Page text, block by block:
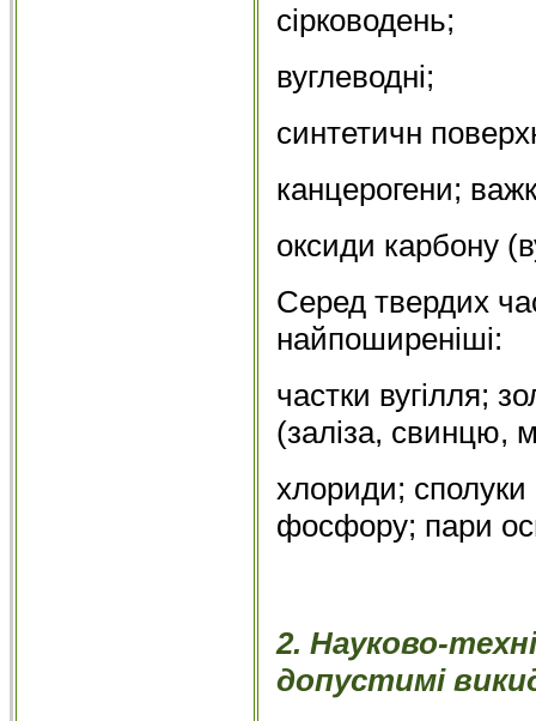
сірководень;
вуглеводні;
синтетичн
канцерогени;
оксиди карбону
Серед твердих
найпоширеніші:
частки вугілля;
(заліза, свинцю,
хлориди; сполуки
фосфору; пари
2. Науково-
допустимі